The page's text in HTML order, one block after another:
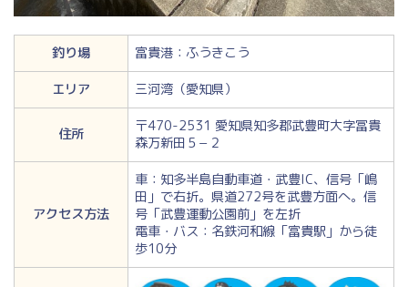
釣り場
富貴港：ふうきこう
エリア
三河湾（愛知県）
住所
〒470-2531 愛知県知多郡武豊町大字冨貴
森万新田５−２
アクセス方法
車：知多半島自動車道・武豊IC、信号「嶋
田」で右折。県道272号を武豊方面へ。信
号「武豊運動公園前」を左折
電車・バス：名鉄河和線「富貴駅」から徒
歩10分